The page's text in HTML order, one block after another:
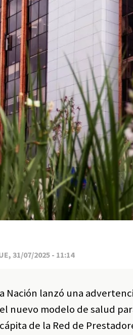
31/07/2025 - 11:14
Nación lanzó una
nuevo modelo de salud
de la Red de